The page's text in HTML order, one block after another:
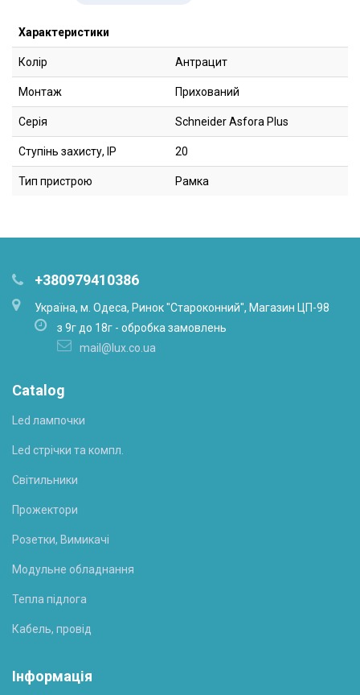
Характеристики
Колір Антрацит
Монтаж Прихований
Серія Schneider Asfora Plus
Ступінь захисту, IP 20
Тип пристрою Рамка
+380979410386
Українa, м. Одеса, Ринок "Староконний", Магазин ЦП-98
з 9г до 18г - обробка замовлень
mail@lux.co.ua
Catalog
Led лампочки
Led стрічки та компл.
Світильники
Прожектори
Розетки, Вимикачі
Модульне обладнання
Тепла підлога
Кабель, провід
Інформація